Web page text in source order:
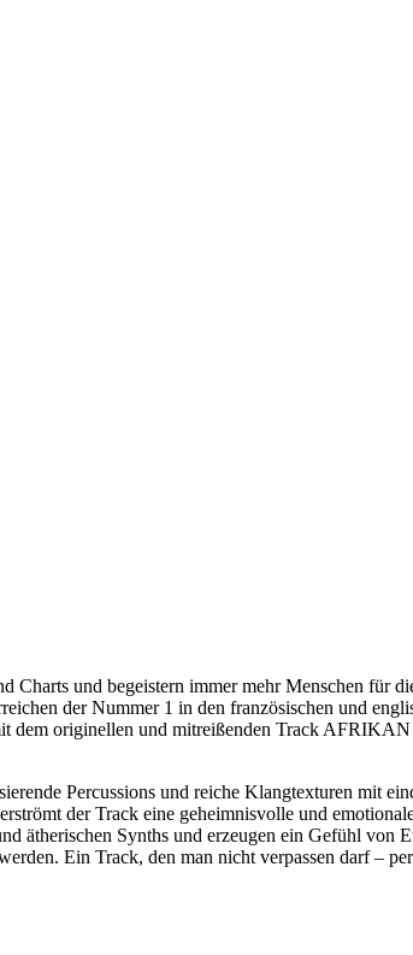
und begeistern immer mehr Menschen für
der Nummer 1 in den französischen und
dem originellen und mitreißenden Track
Percussions und reiche Klangtexturen mit
der Track eine geheimnisvolle und
ätherischen Synths und erzeugen ein Gefühl
Ein Track, den man nicht verpassen darf –